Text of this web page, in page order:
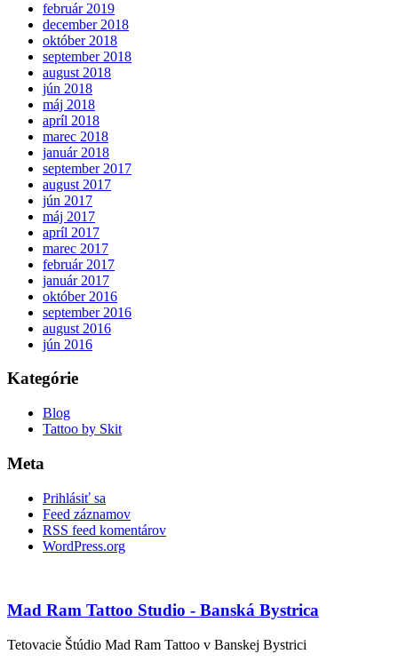
február 2019
december 2018
október 2018
september 2018
august 2018
jún 2018
máj 2018
apríl 2018
marec 2018
január 2018
september 2017
august 2017
jún 2017
máj 2017
apríl 2017
marec 2017
február 2017
január 2017
október 2016
september 2016
august 2016
jún 2016
Kategórie
Blog
Tattoo by Skit
Meta
Prihlásiť sa
Feed záznamov
RSS feed komentárov
WordPress.org
Mad Ram Tattoo Studio - Banská Bystrica
Tetovacie Štúdio Mad Ram Tattoo v Banskej Bystrici